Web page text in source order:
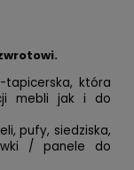
tapicerska, która
mebli jak i do
pufy, siedziska,
/ panele do